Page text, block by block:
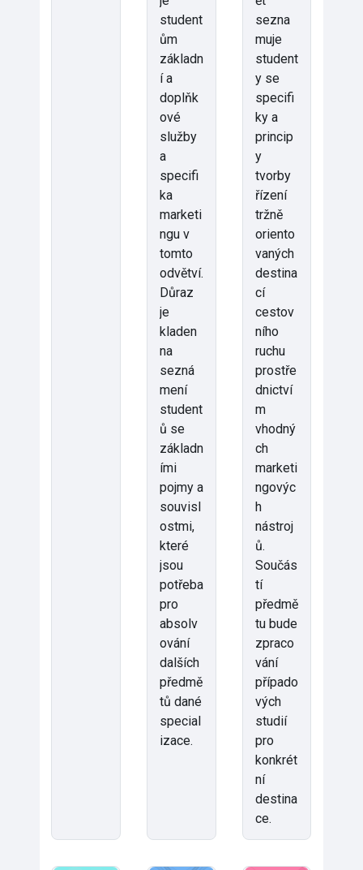
student
ům
základn
í a
doplňk
ové
služby
a
specifi
ka
marketi
ngu v
tomto
odvětví.
Důraz
je
kladen
na
sezná
mení
student
ů se
základn
ími
pojmy a
souvisl
ostmi,
které
jsou
potřeba
pro
absolv
ování
dalších
předmě
tů dané
special
izace.
sezna
muje
student
y se
specifi
ky a
princip
y
tvorby
řízení
tržně
oriento
vaných
destina
cí
cestov
ního
ruchu
prostře
dnictví
m
vhodný
ch
marketi
ngovýc
h
nástroj
ů.
Součás
tí
předmě
tu bude
zpraco
vání
případo
vých
studií
pro
konkrét
ní
destina
ce.